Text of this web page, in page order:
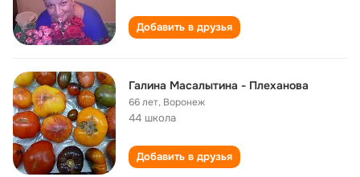
Добавить в друзья
Галина Масалытина - Плеханова
66 лет, Воронеж
44 школа
Добавить в друзья